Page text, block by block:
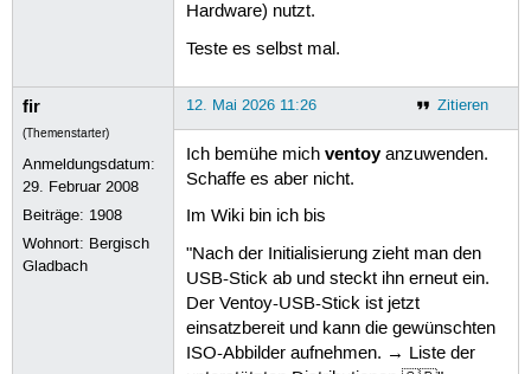
Hardware) nutzt.
Teste es selbst mal.
fir
(Themenstarter)
Anmeldungsdatum:
29. Februar 2008
Beiträge: 1908
Wohnort: Bergisch
Gladbach
Zitieren
12. Mai 2026 11:26
Ich bemühe mich ventoyanzuwenden.
Schaffe es aber nicht.
Im Wiki bin ich bis
"Nach der Initialisierung zieht man den
USB-Stick ab und steckt ihn erneut ein.
Der Ventoy-USB-Stick ist jetzt
einsatzbereit und kann die gewünschten
ISO-Abbilder aufnehmen. → Liste der